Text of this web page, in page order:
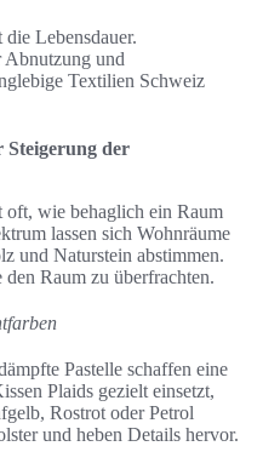
Lebensdauer.
Abnutzung und
Textilien Schweiz
der
oft, wie behaglich ein Raum
lassen sich Wohnräume
und Naturstein abstimmen.
Raum zu überfrachten.
Pastelle schaffen eine
Plaids gezielt einsetzt,
Rostrot oder Petrol
und heben Details hervor.